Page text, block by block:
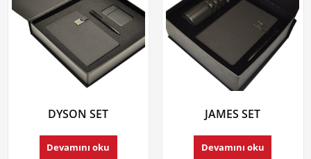
DYSON SET
Devamını oku
JAMES SET
Devamını oku